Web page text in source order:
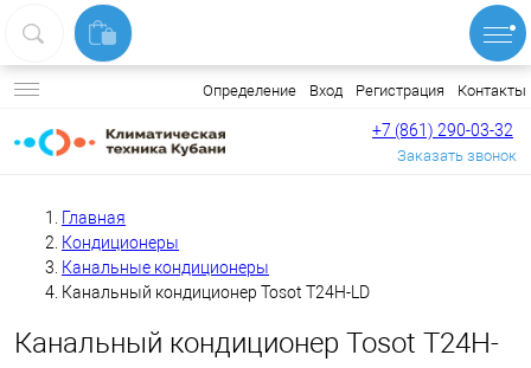
Определение Вход Регистрация Контакты
+7 (861) 290-03-32
Заказать звонок
Главная
Кондиционеры
Канальные кондиционеры
Канальный кондиционер Tosot T24H-LD
Канальный кондиционер Tosot T24H-